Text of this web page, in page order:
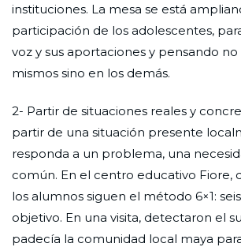
instituciones. La mesa se está
participación de los adolescentes,
voz y sus aportaciones y pensando
mismos sino en los demás.
2- Partir de situaciones reales y
partir de una situación presente
responda a un problema, una
común. En el centro educativo Fiore,
los alumnos siguen el método 6×1:
objetivo. En una visita, detectaron el
padecía la comunidad local maya